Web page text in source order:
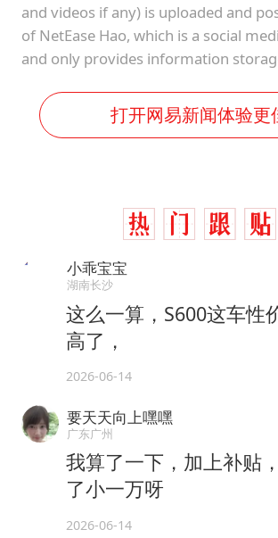
and videos if any) is uploaded and
of NetEase Hao, which is a social
and only provides information
打开网易新闻体验更
小乖宝宝
湖南长沙
这么一算，S600这车性
高了，
2026-06-14
要天天向上嘿嘿
广东广州
我算了一下，加上补贴
了小一万呀
2026-06-14